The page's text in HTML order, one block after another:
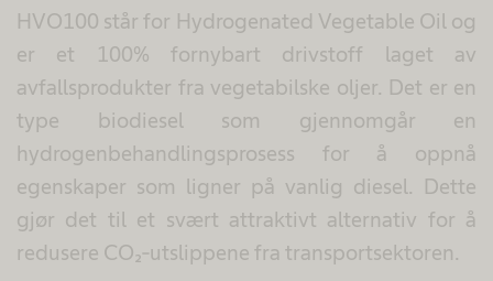
HVO100 står for Hydrogenated Vegetable Oil og
er et 100% fornybart drivstoff laget av
avfallsprodukter fra vegetabilske oljer. Det er en
type biodiesel som gjennomgår en
hydrogenbehandlingsprosess for å oppnå
egenskaper som ligner på vanlig diesel. Dette
gjør det til et svært attraktivt alternativ for å
redusere CO₂-utslippene fra transportsektoren.